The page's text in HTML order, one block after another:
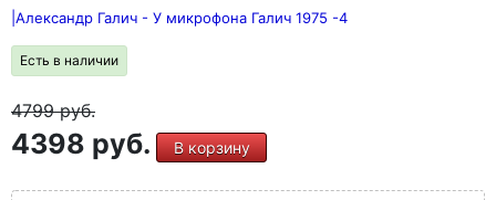
|Александр Галич - У микрофона Галич 1975 -4
Есть в наличии
4799руб.
4398 руб. В корзину